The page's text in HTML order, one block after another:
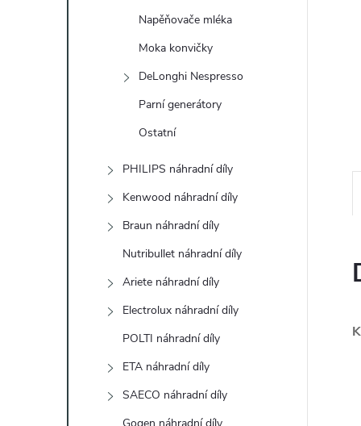
Napěňovače mléka
Moka konvičky
DeLonghi Nespresso
Parní generátory
Ostatní
PHILIPS náhradní díly
Kenwood náhradní díly
Braun náhradní díly
Nutribullet náhradní díly
Ariete náhradní díly
Electrolux náhradní díly
POLTI náhradní díly
ETA náhradní díly
SAECO náhradní díly